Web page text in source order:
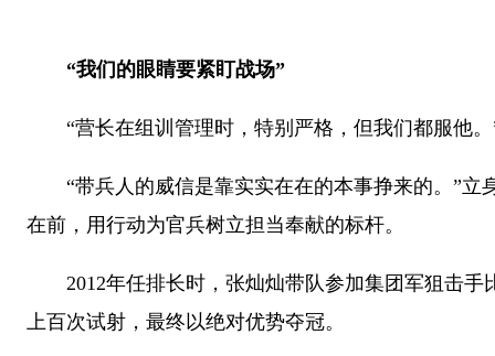
“我们的眼睛要紧盯战场”
“营长在组训管理时，特别严格，但我们都服他。
“带兵人的威信是靠实实在在的本事挣来的。”立
在前，用行动为官兵树立担当奉献的标杆。
2012年任排长时，张灿灿带队参加集团军狙击手
上百次试射，最终以绝对优势夺冠。